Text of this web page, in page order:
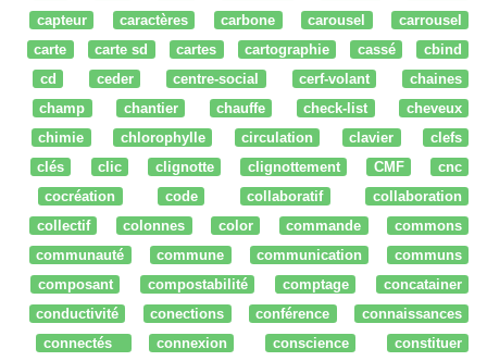
capteur
caractères carbone carousel
carrousel
carte
carte sd cartes cartographie cassé
cbind
cd
ceder centre-social cerf-volant
chaines
champ
chantier chauffe check-list
cheveux
chimie
chlorophylle circulation clavier
clefs
clés
clic clignotte clignottement CMF
cnc
cocréation
code collaboratif
collaboration
collectif
colonnes color commande
commons
communauté
commune communication
communs
composant
compostabilité comptage
concatainer
conductivité
conections conférence
connaissances
connectés
connexion conscience
constituer